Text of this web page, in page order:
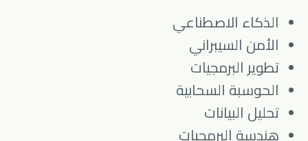
الذكاء الاصطناعي
الأمن السيبراني
تطوير البرمجيات
الحوسبة السحابية
تحليل البيانات
هندسة البرمجيات